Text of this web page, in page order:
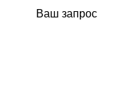
Ваш запрос